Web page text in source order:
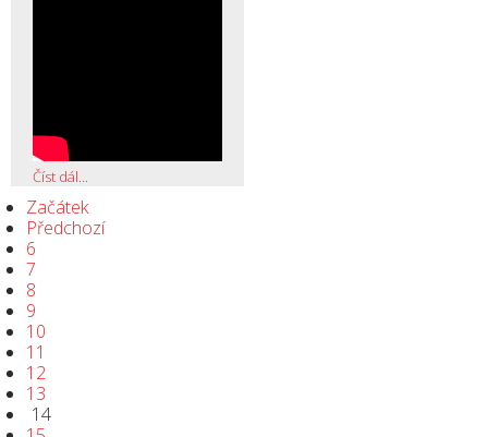
Číst dál...
Začátek
Předchozí
6
7
8
9
10
11
12
13
14